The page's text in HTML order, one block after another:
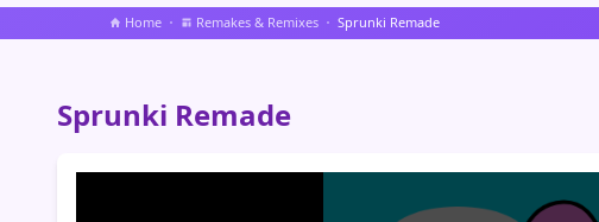
Home Remakes & Remixes Sprunki Remade
Sprunki Remade